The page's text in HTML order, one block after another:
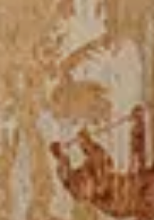
modifier / annuler une
Galerie